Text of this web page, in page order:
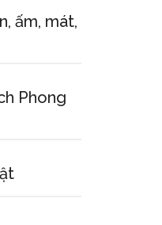
ấm, mát,
Phong